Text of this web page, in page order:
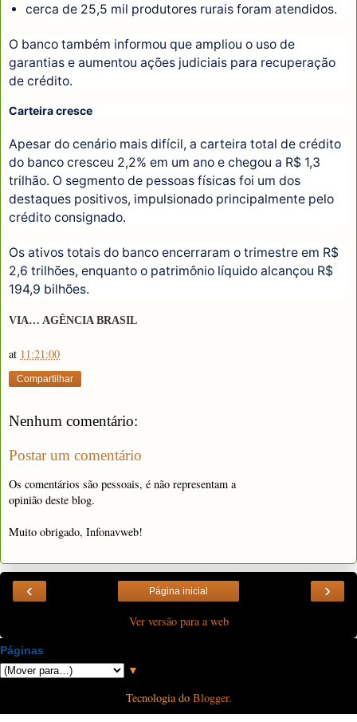
cerca de 25,5 mil produtores rurais foram atendidos.
O banco também informou que ampliou o uso de
garantias e aumentou ações judiciais para recuperação
de crédito.
Carteira cresce
Apesar do cenário mais difícil, a carteira total de crédito
do banco cresceu 2,2% em um ano e chegou a R$ 1,3
trilhão. O segmento de pessoas físicas foi um dos
destaques positivos, impulsionado principalmente pelo
crédito consignado.
Os ativos totais do banco encerraram o trimestre em R$
2,6 trilhões, enquanto o patrimônio líquido alcançou R$
194,9 bilhões.
VIA… AGÊNCIA BRASIL
at 11:21:00
Compartilhar
Nenhum comentário:
Postar um comentário
Os comentários são pessoais, é não representam a
opinião deste blog.
Muito obrigado, Infonavweb!
‹ ›
Página inicial
Ver versão para a web
Páginas
▼
Tecnologia do Blogger.